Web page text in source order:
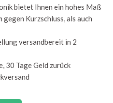
bietet Ihnen ein hohes Maß
Kurzschluss, als auch
versandbereit in 2
30 Tage Geld zurück